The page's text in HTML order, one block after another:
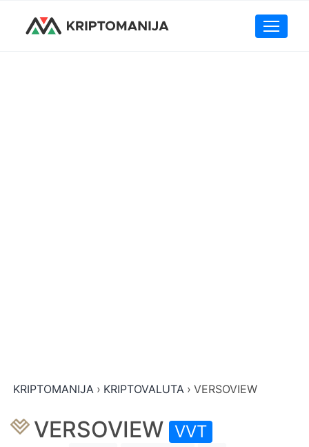
KRIPTOMANIJA › KRIPTOVALUTA › VERSOVIEW
VERSOVIEW VVT